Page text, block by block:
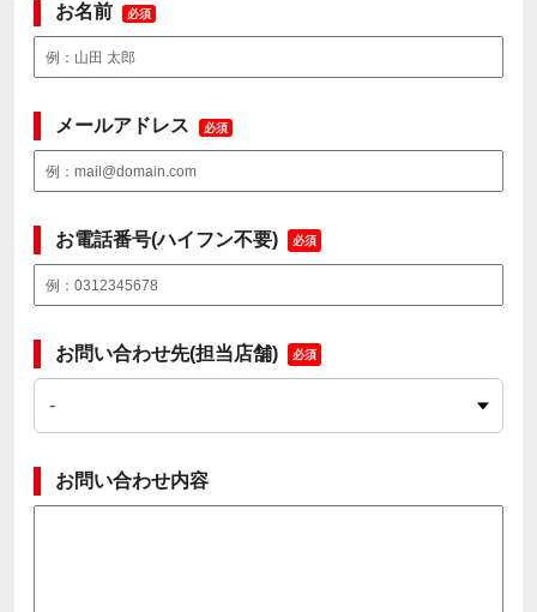
お名前 必須
メールアドレス 必須
お電話番号(ハイフン不要) 必須
お問い合わせ先(担当店舗) 必須
お問い合わせ内容